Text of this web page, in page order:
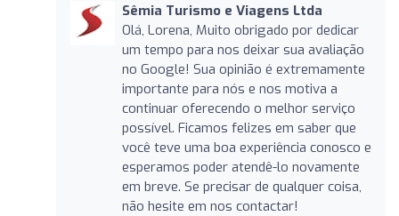
Sêmia Turismo e Viagens Ltda
Olá, Lorena, Muito obrigado por dedicar
um tempo para nos deixar sua avaliação
no Google! Sua opinião é extremamente
importante para nós e nos motiva a
continuar oferecendo o melhor serviço
possível. Ficamos felizes em saber que
você teve uma boa experiência conosco e
esperamos poder atendê-lo novamente
em breve. Se precisar de qualquer coisa,
não hesite em nos contactar!